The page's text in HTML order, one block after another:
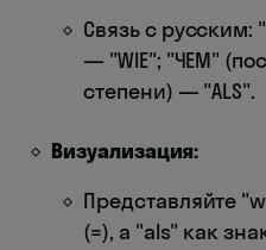
Связь с русским:
— "WIE"; "ЧЕМ"
степени) — "ALS".
Визуализация:
Представляйте
(=), а "als" как